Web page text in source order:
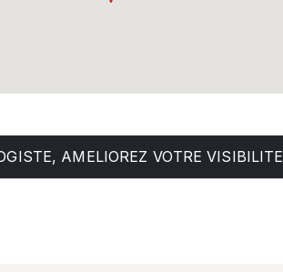
AMELIOREZ VOTRE VISIBILITE